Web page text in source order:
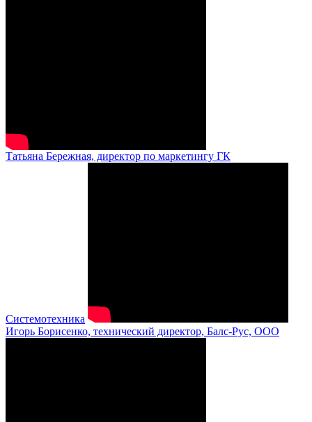
Татьяна Бережная, директор по маркетингу ГК
Системотехника
Игорь Борисенко, технический директор, Балс-Рус, ООО